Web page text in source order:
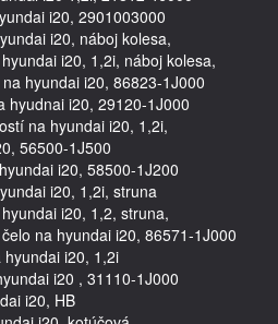
i20, 2901003000
i20, náboj kolesa,
i20, 1,2i, náboj kolesa,
hyundai i20, 86823-1J000
hyudnai i20, 29120-1J000
na hyundai i20, 1,2i,
56500-1J500
i20, 58500-1J200
i20, 1,2i, struna
i20, 1,2, struna,
na hyundai i20, 86571-1J000
i20, 1,2i
i20 , 31110-1J000
i20, HB